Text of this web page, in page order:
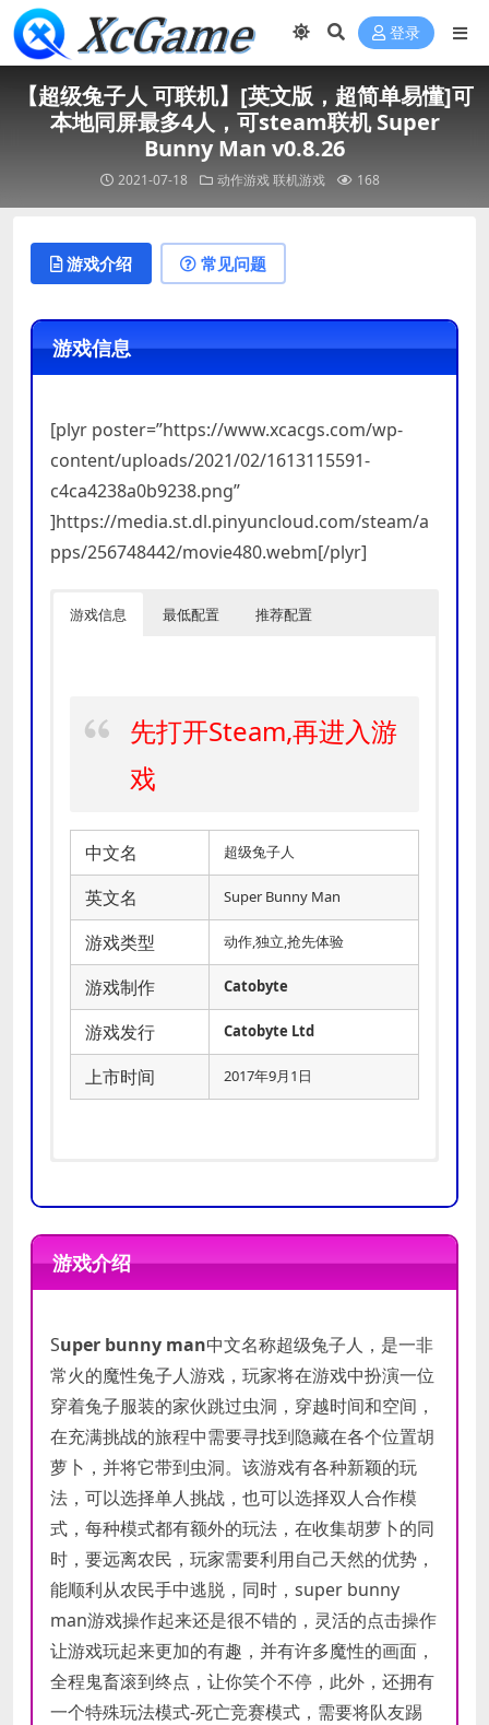
登录
【超级兔子人 可联机】[英文版，超简单易懂]可
本地同屏最多4人，可steam联机 Super
Bunny Man v0.8.26
2021-07-18 动作游戏联机游戏 168
游戏介绍 常见问题
游戏信息
[plyr poster=”https://www.xcacgs.com/wp-
content/uploads/2021/02/1613115591-
c4ca4238a0b9238.png”
]https://media.st.dl.pinyuncloud.com/steam/a
pps/256748442/movie480.webm[/plyr]
游戏信息 最低配置 推荐配置
先打开Steam,再进入游
戏
中文名 超级兔子人
英文名 Super Bunny Man
游戏类型 动作,独立,抢先体验
游戏制作 Catobyte
游戏发行 Catobyte Ltd
上市时间 2017年9月1日
Windows 7 (64-bit)
处理器
显卡
DirectX
版本
11
存储空
间
需要 700 MB 可用空间
声卡
Windows 10 (64-bit)
处理器
显卡
Dedicated
DirectX
版本
11
存储空
间
需要 700 MB 可用空间
声卡
游戏介绍
Super bunny man中文名称超级兔子人，是一非
常火的魔性兔子人游戏，玩家将在游戏中扮演一位
穿着兔子服装的家伙跳过虫洞，穿越时间和空间，
在充满挑战的旅程中需要寻找到隐藏在各个位置胡
萝卜，并将它带到虫洞。该游戏有各种新颖的玩
法，可以选择单人挑战，也可以选择双人合作模
式，每种模式都有额外的玩法，在收集胡萝卜的同
时，要远离农民，玩家需要利用自己天然的优势，
能顺利从农民手中逃脱，同时，super bunny
man游戏操作起来还是很不错的，灵活的点击操作
让游戏玩起来更加的有趣，并有许多魔性的画面，
全程鬼畜滚到终点，让你笑个不停，此外，还拥有
一个特殊玩法模式-死亡竞赛模式，需要将队友踢